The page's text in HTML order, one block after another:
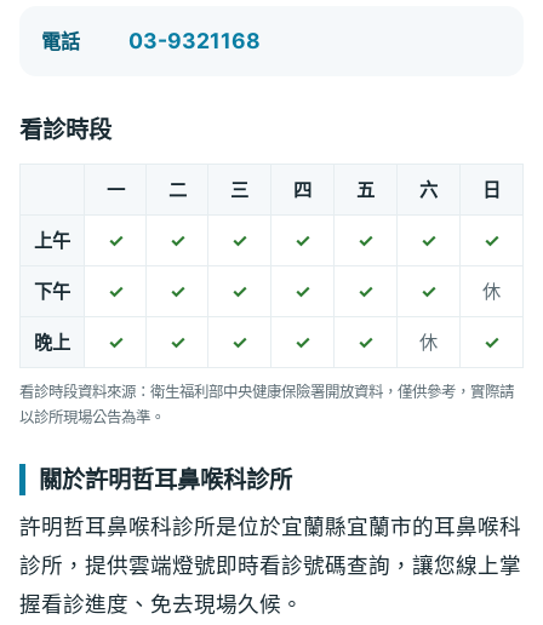
電話 03-9321168
看診時段
一 二 三 四 五 六 日
上午 ✓ ✓ ✓ ✓ ✓ ✓ ✓
下午 ✓ ✓ ✓ ✓ ✓ ✓ 休
晚上 ✓ ✓ ✓ ✓ ✓ 休 ✓
看診時段資料來源：衛生福利部中央健康保險署開放資料，僅供參考，實際請
以診所現場公告為準。
關於許明哲耳鼻喉科診所
許明哲耳鼻喉科診所是位於宜蘭縣宜蘭市的耳鼻喉科
診所，提供雲端燈號即時看診號碼查詢，讓您線上掌
握看診進度、免去現場久候。